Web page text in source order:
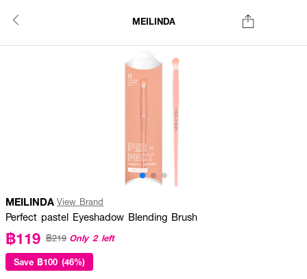
MEILINDA
MEILINDA View Brand
Perfect pastel Eyeshadow Blending Brush
฿119 ฿219 Only 2 left
Save ฿100 (46%)